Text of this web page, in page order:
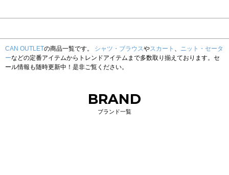
CAN OUTLETの商品一覧です。 シャツ・ブラウスやスカート 、 ニット・セータ
ーなどの定番アイテムからトレンドアイテムまで多数取り揃えております。セ
ール情報も随時更新中！是非ご覧ください。
BRAND
ブランド一覧